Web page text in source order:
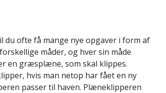
de giver mening
danskerne bør kende til
organisering: Mange vælger a-kasse men
velfungerende hjemmeside
du ofte få mange nye opgaver i form af
måder, og hver sin måde
en græsplæne, som skal klippes.
hvis man netop har fået en ny
passer til haven. Plæneklipperen